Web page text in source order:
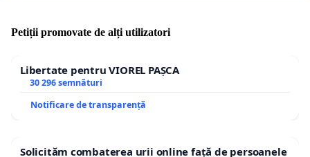
Petiții promovate de alți utilizatori
Libertate pentru VIOREL PAȘCA
30 296 semnături
Notificare de transparență
Solicităm combaterea urii online față de persoanele